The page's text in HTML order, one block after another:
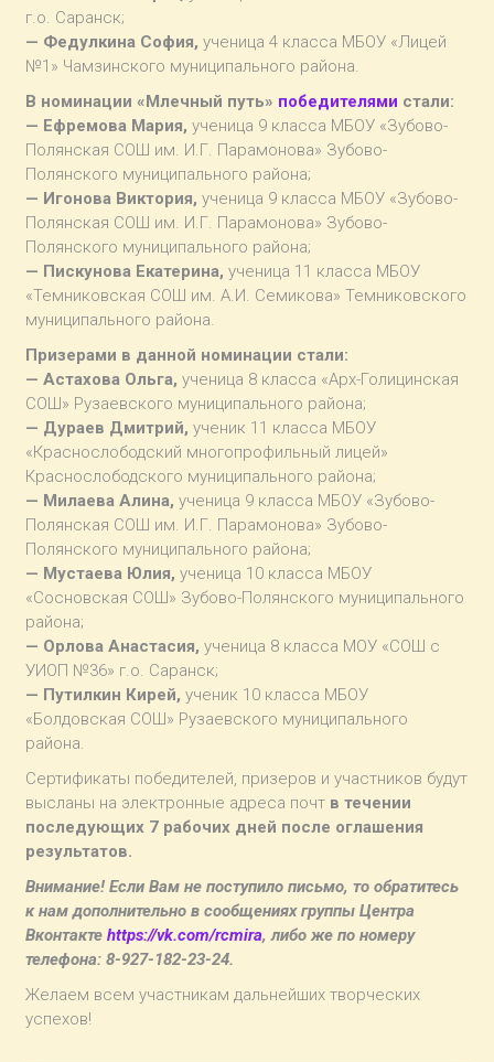
г.о. Саранск;
— Федулкина София, ученица 4 класса МБОУ «Лицей
№1» Чамзинского муниципального района.
В номинации «Млечный путь» победителями стали:
— Ефремова Мария, ученица 9 класса МБОУ «Зубово-
Полянская СОШ им. И.Г. Парамонова» Зубово-
Полянского муниципального района;
— Игонова Виктория, ученица 9 класса МБОУ «Зубово-
Полянская СОШ им. И.Г. Парамонова» Зубово-
Полянского муниципального района;
— Пискунова Екатерина, ученица 11 класса МБОУ
«Темниковская СОШ им. А.И. Семикова» Темниковского
муниципального района.
Призерами в данной номинации стали:
— Астахова Ольга, ученица 8 класса «Арх-Голицинская
СОШ» Рузаевского муниципального района;
— Дураев Дмитрий, ученик 11 класса МБОУ
«Краснослободский многопрофильный лицей»
Краснослободского муниципального района;
— Милаева Алина, ученица 9 класса МБОУ «Зубово-
Полянская СОШ им. И.Г. Парамонова» Зубово-
Полянского муниципального района;
— Мустаева Юлия, ученица 10 класса МБОУ
«Сосновская СОШ» Зубово-Полянского муниципального
района;
— Орлова Анастасия, ученица 8 класса МОУ «СОШ с
УИОП №36» г.о. Саранск;
— Путилкин Кирей, ученик 10 класса МБОУ
«Болдовская СОШ» Рузаевского муниципального
района.
Сертификаты победителей, призеров и участников будут
высланы на электронные адреса почт в течении
последующих 7 рабочих дней после оглашения
результатов.
Внимание! Если Вам не поступило письмо, то обратитесь
к нам дополнительно в сообщениях группы Центра
Вконтактеhttps://vk.com/rcmira, либо же по номеру
телефона: 8-927-182-23-24.
Желаем всем участникам дальнейших творческих
успехов!